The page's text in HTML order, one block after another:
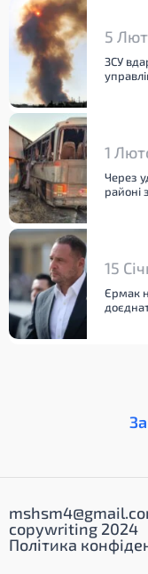
5
ЗСУ
1
Через
районі
15
Єрмак
copywriting 2024
Політика